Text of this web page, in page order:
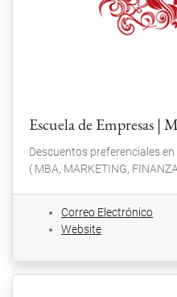
Escuela de Empresas |
Descuentos preferenciales
( MBA, MARKETING,
Correo Electrónico
Website